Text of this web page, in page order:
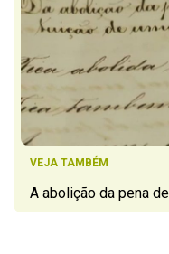
VEJA TAMBÉM
A abolição da pena